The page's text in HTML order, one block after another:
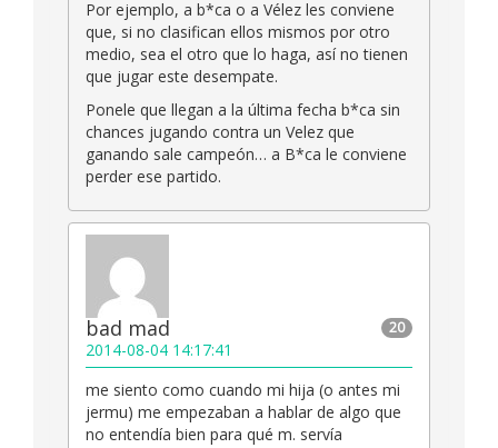
Por ejemplo, a b*ca o a Vélez les conviene
que, si no clasifican ellos mismos por otro
medio, sea el otro que lo haga, así no tienen
que jugar este desempate.
Ponele que llegan a la última fecha b*ca sin
chances jugando contra un Velez que
ganando sale campeón… a B*ca le conviene
perder ese partido.
20
bad mad
2014-08-04 14:17:41
me siento como cuando mi hija (o antes mi
jermu) me empezaban a hablar de algo que
no entendía bien para qué m. servía